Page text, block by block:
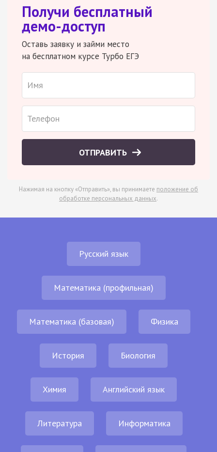
Получи бесплатный
демо-доступ
Оставь заявку и займи место
на бесплатном курсе Турбо ЕГЭ
ОТПРАВИТЬ
Нажимая на кнопку «Отправить», вы принимаете положение об
обработке персональных данных.
Русский язык
Математика (профильная)
Математика (базовая) Физика
История Биология
Химия Английский язык
Литература Информатика